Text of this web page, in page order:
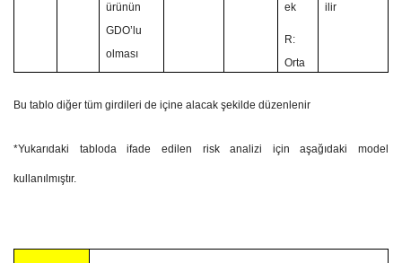
ürünün
GDO’lu
olması
ek
R:
Orta
ilir
Bu tablo diğer tüm girdileri de içine alacak şekilde düzenlenir
*Yukarıdaki tabloda ifade edilen risk analizi için aşağıdaki model
kullanılmıştır.